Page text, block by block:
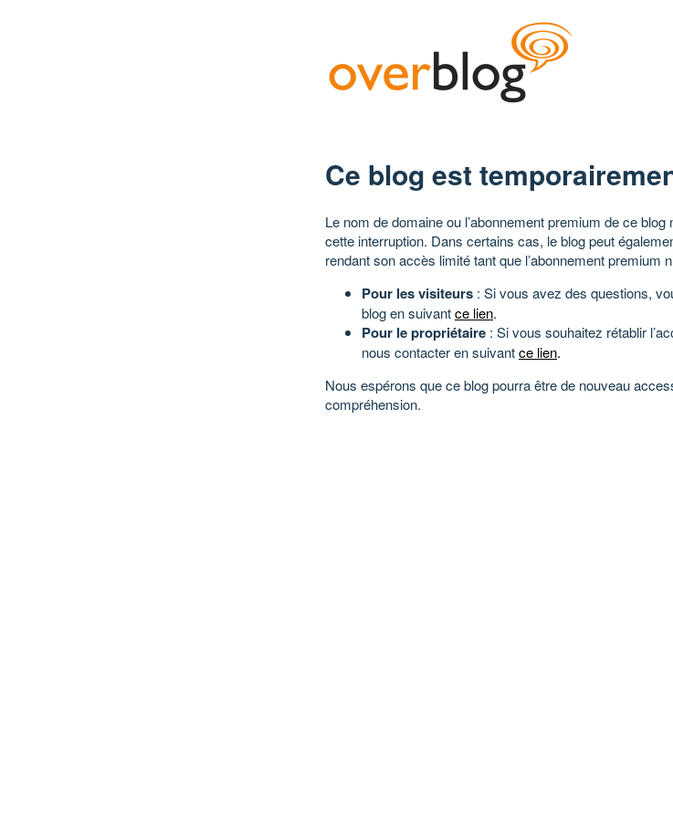
Ce blog est
Le nom de domaine ou l’abonnement premium de ce
cette interruption. Dans certains cas, le blog peut
rendant son accès limité tant que l’abonnement premium
Pour les visiteurs : Si vous avez des questions,
blog en suivantce lien.
Pour le propriétaire : Si vous souhaitez rétablir
nous contacter en suivantce lien.
Nous espérons que ce blog pourra être de nouveau
compréhension.